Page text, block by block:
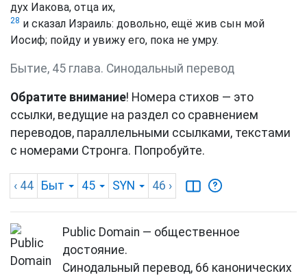
дух Иакова, отца их,
28 и сказал Израиль: довольно, ещё жив сын мой
Иосиф; пойду и увижу его, пока не умру.
Бытие, 45 глава. Синодальный перевод
Обратите внимание! Номера стихов — это
ссылки, ведущие на раздел со сравнением
переводов, параллельными ссылками, текстами
с номерами Стронга. Попробуйте.
‹ 44 Быт 45 SYN 46 ›
Public Domain — общественное
достояние.
Синодальный перевод, 66 канонических